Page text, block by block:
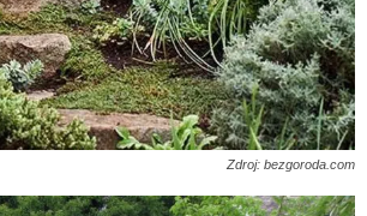
Zdroj: bezgoroda.com